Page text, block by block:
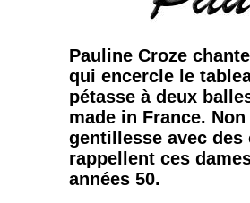
Pauline Croze
qui encercle le
pétasse à deux
made in France.
gentillesse avec
rappellent ces
années 50.